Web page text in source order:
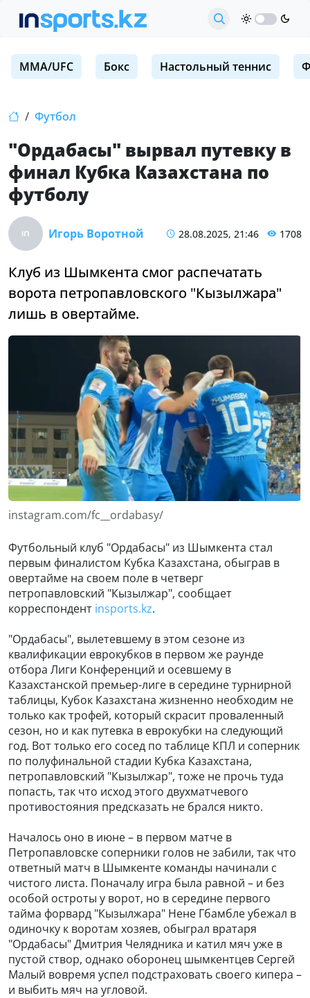
MMA/UFC Бокс Настольный теннис
Футбол
"Ордабасы" вырвал путевку в
финал Кубка Казахстана по
футболу
Игорь Воротной 28.08.2025, 21:46 1708
Клуб из Шымкента смог распечатать
ворота петропавловского "Кызылжара"
лишь в овертайме.
instagram.com/fc__ordabasy/
Футбольный клуб "Ордабасы" из Шымкента стал
первым финалистом Кубка Казахстана, обыграв в
овертайме на своем поле в четверг
петропавловский "Кызылжар", сообщает
корреспондент insports.kz.
"Ордабасы", вылетевшему в этом сезоне из
квалификации еврокубков в первом же раунде
отбора Лиги Конференций и осевшему в
Казахстанской премьер-лиге в середине турнирной
таблицы, Кубок Казахстана жизненно необходим не
только как трофей, который скрасит проваленный
сезон, но и как путевка в еврокубки на следующий
год. Вот только его сосед по таблице КПЛ и соперник
по полуфинальной стадии Кубка Казахстана,
петропавловский "Кызылжар", тоже не прочь туда
попасть, так что исход этого двухматчевого
противостояния предсказать не брался никто.
Началось оно в июне – в первом матче в
Петропавловске соперники голов не забили, так что
ответный матч в Шымкенте команды начинали с
чистого листа. Поначалу игра была равной – и без
особой остроты у ворот, но в середине первого
тайма форвард "Кызылжара" Нене Гбамбле убежал в
одиночку к воротам хозяев, обыграл вратаря
"Ордабасы" Дмитрия Челядника и катил мяч уже в
пустой створ, однако оборонец шымкентцев Сергей
Малый вовремя успел подстраховать своего кипера –
и выбить мяч на угловой.